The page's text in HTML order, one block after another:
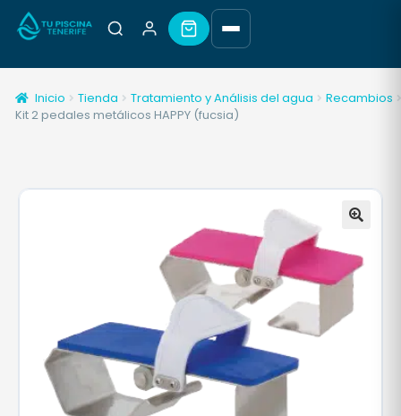
Inicio Tienda Tratamiento y Análisis del agua
Recambios
Kit 2 pedales metálicos HAPPY (fucsia)